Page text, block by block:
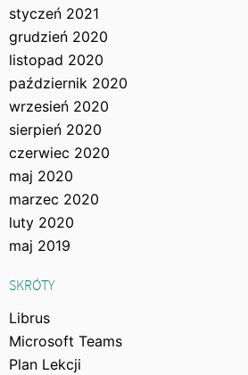
styczeń 2021
grudzień 2020
listopad 2020
październik 2020
wrzesień 2020
sierpień 2020
czerwiec 2020
maj 2020
marzec 2020
luty 2020
maj 2019
SKRÓTY
Librus
Microsoft Teams
Plan Lekcji